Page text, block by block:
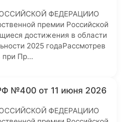
ФЕДЕРАЦИИО
премии Российской
достижения в области
2025 годаРассмотрев
при Пр…
№400 от 11 июня 2026
ФЕДЕРАЦИИО